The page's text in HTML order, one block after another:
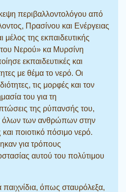
περιβαλλοντολόγου από
Πρασίνου και Ενέργειας
της εκπαιδευτικής
Νερού» κα Μυρσίνη
εκπαιδευτικές και
με θέμα το νερό. Οι
τις μορφές και τον
του για τη
της ρύπανσής του,
όλων των ανθρώπων στην
ποιοτικό πόσιμο νερό.
για τρόπους
αυτού του πολύτιμου
όπως σταυρόλεξα,